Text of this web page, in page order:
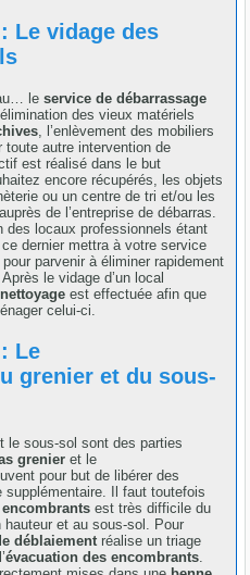
Le vidage des
leservice de débarrassage
des vieux matériels
, l’enlèvement des mobiliers
toute autre intervention de
est réalisé dans le but
encore récupérés, les objets
ou un centre de tri et/ou les
de l’entreprise de débarras.
des locaux professionnels étant
dernier mettra à votre service
parvenir à éliminer rapidement
le vidage d’un local
est effectuée afin que
celui-ci.
Le
grenier et du sous-
le sous-sol sont des parties
grenier et le
pour but de libérer des
supplémentaire. Il faut toutefois
est très difficile du
et au sous-sol. Pour
déblaiement réalise un triage
évacuation des encombrants